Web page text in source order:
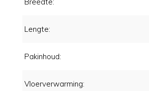
Lengte:
Pakinhoud:
Vloerverwarming: